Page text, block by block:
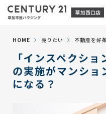
HOME 売りたい 不動産を好
「インスペクショ
の実施がマンショ
になる？